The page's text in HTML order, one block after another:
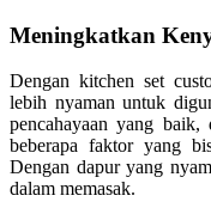
Meningkatkan
Dengan kitchen set
lebih nyaman untuk
pencahayaan yang
beberapa faktor yang
Dengan dapur yang
dalam memasak.